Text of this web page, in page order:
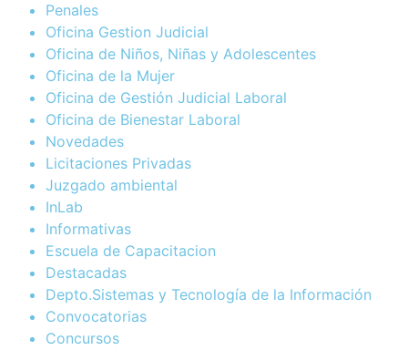
Penales
Oficina Gestion Judicial
Oficina de Niños, Niñas y Adolescentes
Oficina de la Mujer
Oficina de Gestión Judicial Laboral
Oficina de Bienestar Laboral
Novedades
Licitaciones Privadas
Juzgado ambiental
InLab
Informativas
Escuela de Capacitacion
Destacadas
Depto.Sistemas y Tecnología de la Información
Convocatorias
Concursos